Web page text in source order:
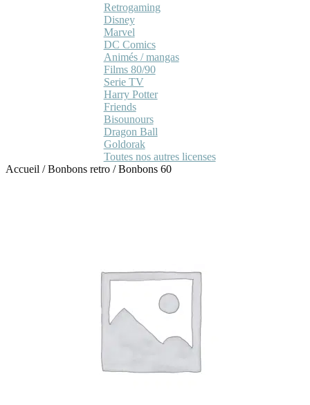
Retrogaming
Disney
Marvel
DC Comics
Animés / mangas
Films 80/90
Serie TV
Harry Potter
Friends
Bisounours
Dragon Ball
Goldorak
Toutes nos autres licenses
Accueil /Bonbons retro /Bonbons 60